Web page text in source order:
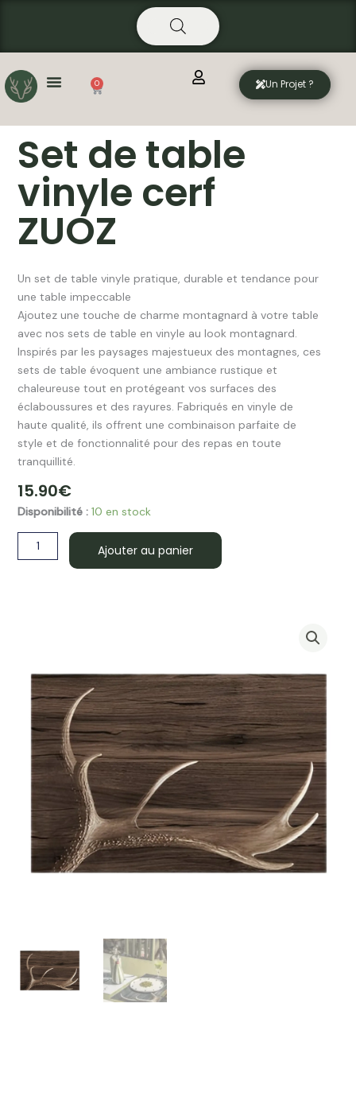
0
Panier Un Projet ?
Set de table
vinyle cerf
ZUOZ
Un set de table vinyle pratique, durable et tendance pour
une table impeccable
Ajoutez une touche de charme montagnard à votre table
avec nos sets de table en vinyle au look montagnard.
Inspirés par les paysages majestueux des montagnes, ces
sets de table évoquent une ambiance rustique et
chaleureuse tout en protégeant vos surfaces des
éclaboussures et des rayures. Fabriqués en vinyle de
haute qualité, ils offrent une combinaison parfaite de
style et de fonctionnalité pour des repas en toute
tranquillité.
15.90€
Disponibilité : 10 en stock
quantité
de
Ajouter au panier